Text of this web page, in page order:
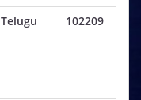
Telugu 102209